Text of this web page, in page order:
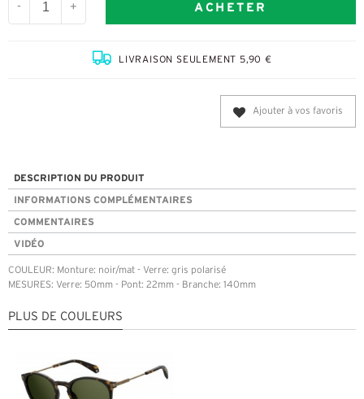
- + ACHETER
LIVRAISON SEULEMENT 5,90 €
Ajouter à vos favoris
DESCRIPTION DU PRODUIT
INFORMATIONS COMPLÉMENTAIRES
COMMENTAIRES
VIDÉO
COULEUR: Monture: noir/mat - Verre: gris polarisé
MESURES: Verre: 50mm - Pont: 22mm - Branche: 140mm
PLUS DE COULEURS